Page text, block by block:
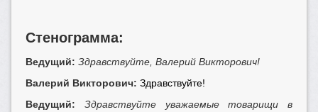
Стенограмма:
Ведущий: Здравствуйте, Валерий Викторович!
Валерий Викторович: Здравствуйте!
Ведущий:
Здравствуйте уважаемые товарищи в